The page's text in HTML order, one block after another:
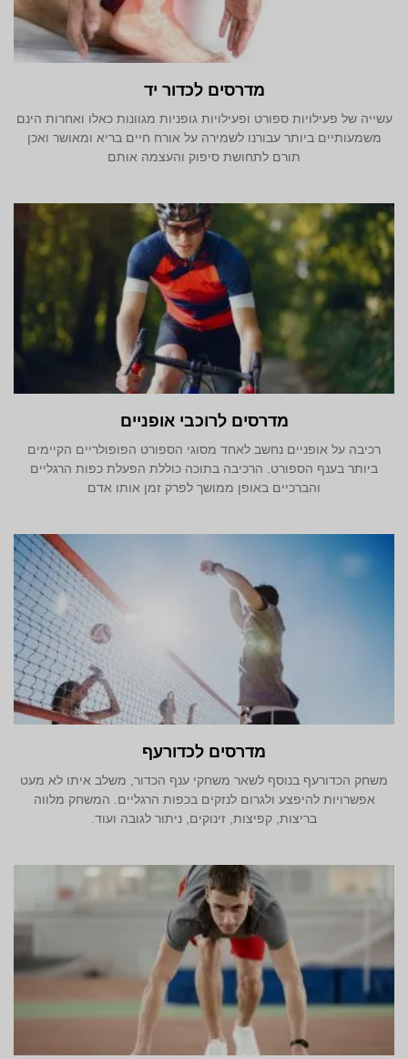
מדרסים לכדור יד
עשייה של פעילויות ספורט ופעילויות גופניות מגוונות כאלו ואחרות הינם
משמעותיים ביותר עבורנו לשמירה על אורח חיים בריא ומאושר ואכן
תורם לתחושת סיפוק והעצמה אותם
מדרסים לרוכבי אופניים
רכיבה על אופניים נחשב לאחד מסוגי הספורט הפופולריים הקיימים
ביותר בענף הספורט. הרכיבה בתוכה כוללת הפעלת כפות הרגליים
והברכיים באופן ממושך לפרק זמן אותו אדם
מדרסים לכדורעף
משחק הכדורעף בנוסף לשאר משחקי ענף הכדור, משלב איתו לא מעט
אפשרויות להיפצע ולגרום לנזקים בכפות הרגליים. המשחק מלווה
בריצות, קפיצות, זינוקים, ניתור לגובה ועוד.